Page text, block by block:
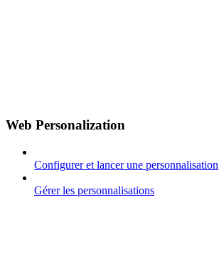
Web Personalization
Configurer et lancer une personnalisation
Gérer les personnalisations